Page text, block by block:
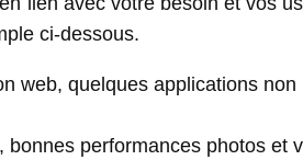
ci-dessous.
web, quelques applications
performances photos et